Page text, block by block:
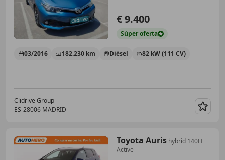
€ 9.400
Súperoferta
03/2016 182.230 km Diésel 82 kW (111 CV)
Clidrive Group
ES-28006 MADRID
Toyota Auris hybrid 140H
Active